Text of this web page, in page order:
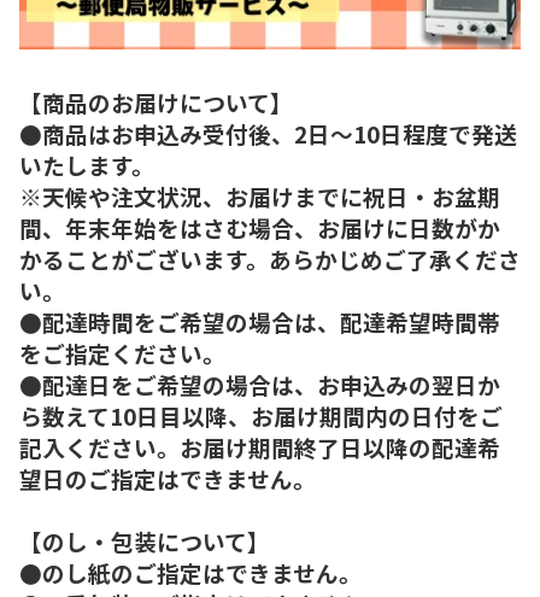
【商品のお届けについて】
●商品はお申込み受付後、2日～10日程度で発送
いたします。
※天候や注文状況、お届けまでに祝日・お盆期
間、年末年始をはさむ場合、お届けに日数がか
かることがございます。あらかじめご了承くださ
い。
●配達時間をご希望の場合は、配達希望時間帯
をご指定ください。
●配達日をご希望の場合は、お申込みの翌日か
ら数えて10日目以降、お届け期間内の日付をご
記入ください。お届け期間終了日以降の配達希
望日のご指定はできません。
【のし・包装について】
●のし紙のご指定はできません。